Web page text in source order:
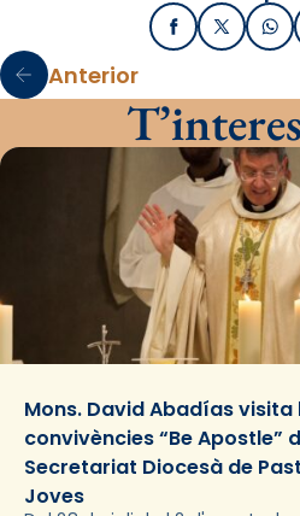
Facebook
X /
Anterior
Mons. David Abadías visita
convivències “Be Apostle”
Secretariat Diocesà de
Joves